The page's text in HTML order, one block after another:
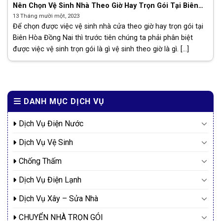
Nên Chọn Vệ Sinh Nhà Theo Giờ Hay Trọn Gói Tại Biên
Hòa Đồng Nai
13 Tháng mười một, 2023
Để chọn được việc vệ sinh nhà cửa theo giờ hay trọn gói tại
Biên Hòa Đồng Nai thì trước tiên chúng ta phải phân biệt
được việc vệ sinh trọn gói là gì vệ sinh theo giờ là gì. [...]
DANH MỤC DỊCH VỤ
Dịch Vụ Điện Nước
Dịch Vụ Vệ Sinh
Chống Thấm
Dịch Vụ Điện Lạnh
Dịch Vụ Xây – Sửa Nhà
CHUYỂN NHÀ TRỌN GÓI